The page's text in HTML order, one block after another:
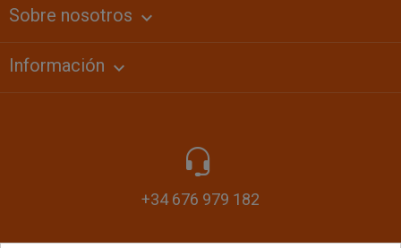
Sobre nosotros keyboard_arrow_down
Información 
+34 676 979 182